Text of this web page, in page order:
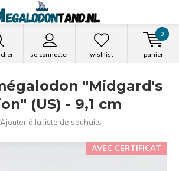
se connecter wishlist panier
0
"Midgard's
(US) - 9,1 cm
Ajouter à la liste de souhaits
AVEC CERTIFICAT